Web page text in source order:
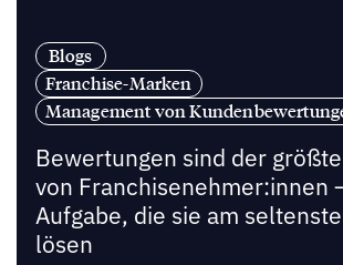
Blogs
Franchise-Marken
Management von
Bewertungen sind der
von Franchisenehmer:innen
Aufgabe, die sie am
lösen